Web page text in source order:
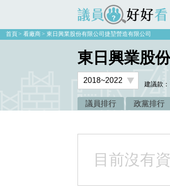
議員好好看
首頁 看廠商 東日興業股份有限公司捷堃營造有限公司
東日興業股
建議款：
議員排行 政黨排行
目前沒有